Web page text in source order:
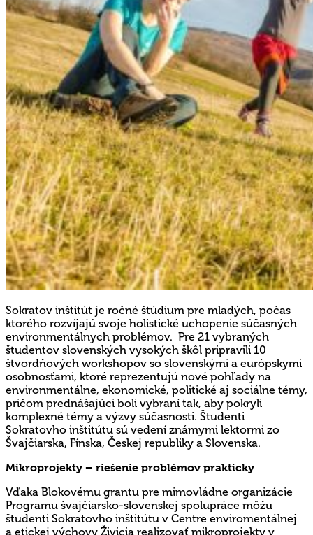
Sokratov inštitút je ročné štúdium pre mladých, počas
ktorého rozvíjajú svoje holistické uchopenie súčasných
environmentálnych problémov. Pre 21 vybraných
študentov slovenských vysokých škôl pripravili 10
štvordňových workshopov so slovenskými a európskymi
osobnosťami, ktoré reprezentujú nové pohľady na
environmentálne, ekonomické, politické aj sociálne témy,
pričom prednášajúci boli vybraní tak, aby pokryli
komplexné témy a výzvy súčasnosti. Študenti
Sokratovho inštitútu sú vedení známymi lektormi zo
Švajčiarska, Fínska, Českej republiky a Slovenska.
Mikroprojekty – riešenie problémov prakticky
Vďaka Blokovému grantu pre mimovládne organizácie
Programu švajčiarsko-slovenskej spolupráce môžu
študenti Sokratovho inštitútu v Centre enviromentálnej
a etickej výchovy Živicia realizovať mikroprojekty v